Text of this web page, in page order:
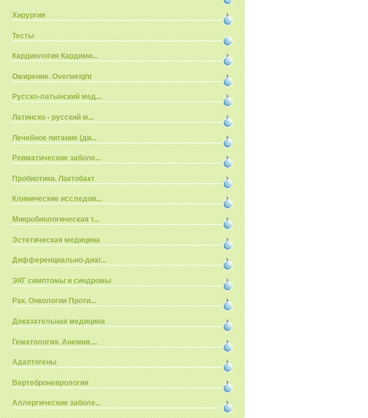
Хирургия
Тесты
Кардиология Кардими...
Ожирение. Overweight
Русско-латынский мед...
Латинско - русский м...
Лечебное питание (ди...
Ревматические заболе...
Пробиотики. Лактобакт
Клинические исследов...
Микробиологическая т...
Эстетическая медицина
Дифференциально-диаг...
ЭКГ симптомы и синдромы
Рак. Онкология Проти...
Доказательная медицина
Гематология. Анемия....
Адаптогены
Вертеброневрология
Аллергические заболе...